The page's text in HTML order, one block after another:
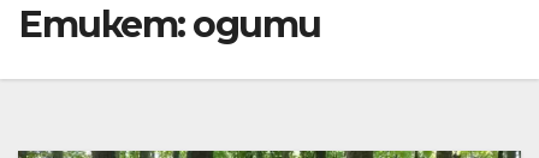
Етикет:одити